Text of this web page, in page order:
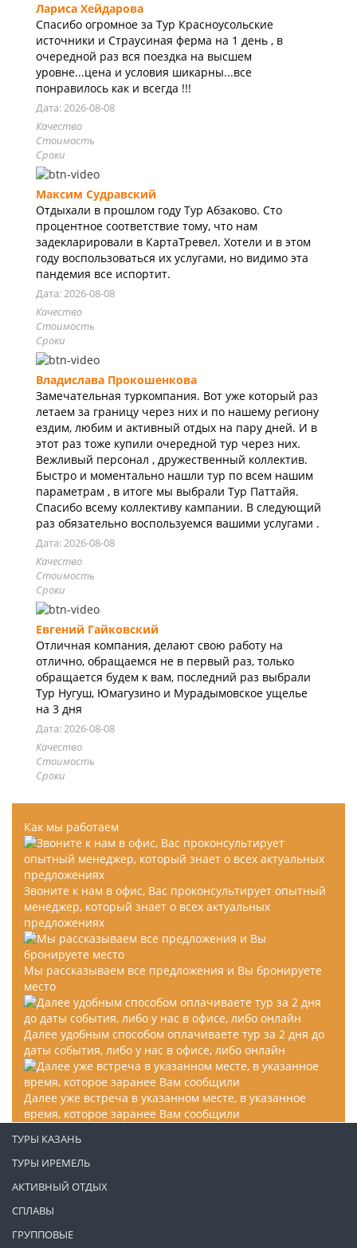
Лариса Хейдарова
Спасибо огромное за Тур Красноусольские
источники и Страусиная ферма на 1 день , в
очередной раз вся поездка на высшем
уровне...цена и условия шикарны...все
понравилось как и всегда !!!
Дата: 2026-08-08
Качество
Стоимость
Сроки
Максим Судравский
Отдыхали в прошлом году Тур Абзаково. Сто
процентное соответствие тому, что нам
задекларировали в КартаТревел. Хотели и в этом
году воспользоваться их услугами, но видимо эта
пандемия все испортит.
Дата: 2026-08-08
Качество
Стоимость
Сроки
Владислава Прокошенкова
Замечательная туркомпания. Вот уже который раз
летаем за границу через них и по нашему региону
ездим, любим и активный отдых на пару дней. И в
этот раз тоже купили очередной тур через них.
Вежливый персонал , дружественный коллектив.
Быстро и моментально нашли тур по всем нашим
параметрам , в итоге мы выбрали Тур Паттайя.
Спасибо всему коллективу кампании. В следующий
раз обязательно воспользуемся вашими услугами .
Дата: 2026-08-08
Качество
Стоимость
Сроки
Евгений Гайковский
Отличная компания, делают свою работу на
отлично, обращаемся не в первый раз, только
обращается будем к вам, последний раз выбрали
Тур Нугуш, Юмагузино и Мурадымовское ущелье
на 3 дня
Дата: 2026-08-08
Качество
Стоимость
Сроки
Как мы работаем
Звоните к нам в офис, Вас проконсультирует опытный
менеджер, который знает о всех актуальных
предложениях
Мы рассказываем все предложения и Вы бронируете
место
Далее удобным способом оплачиваете тур за 2 дня до
даты события, либо у нас в офисе, либо онлайн
Далее уже встреча в указанном месте, в указанное
время, которое заранее Вам сообщили
ТУРЫ КАЗАНЬ
ТУРЫ ИРЕМЕЛЬ
АКТИВНЫЙ ОТДЫХ
СПЛАВЫ
ГРУППОВЫЕ